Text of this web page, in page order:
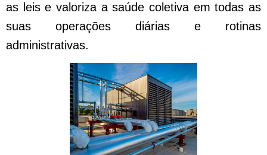
as leis e valoriza a saúde coletiva em todas as
suas operações diárias e rotinas
administrativas.